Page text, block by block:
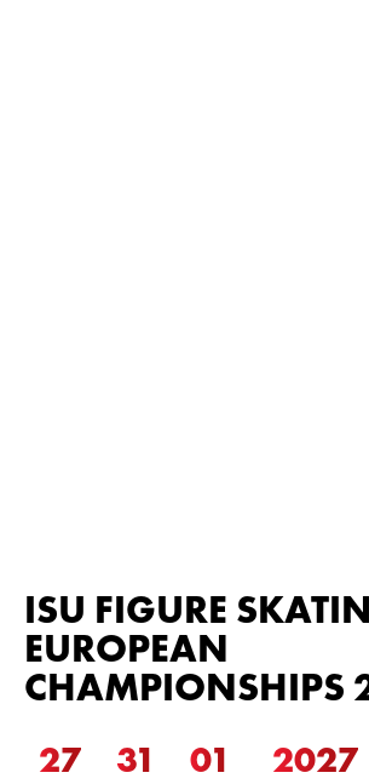
ISU FIGURE
EUROPEAN
CHAMPIONSHIPS
27 31 01 2027